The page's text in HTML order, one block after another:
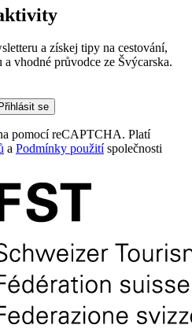
a získej tipy na cestování,
vhodné průvodce ze Švýcarska.
Přihlásit se
pomocí reCAPTCHA. Platí
a Podmínky použitíspolečnosti